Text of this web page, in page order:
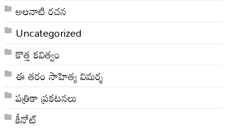
అలనాటి రచన
Uncategorized
కొత్త కవిత్వం
ఈ తరం సాహిత్య విమర్శ
పత్రికా ప్రకటనలు
కీనోట్